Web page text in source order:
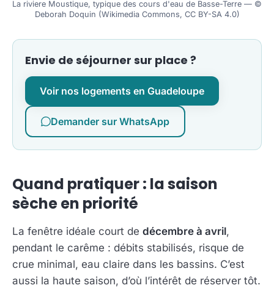
La riviere Moustique, typique des cours d'eau de Basse-Terre — ©
Deborah Doquin (Wikimedia Commons, CC BY-SA 4.0)
Envie de séjourner sur place ?
Voir nos logements en Guadeloupe
Demander sur WhatsApp
Quand pratiquer : la saison
sèche en priorité
La fenêtre idéale court de décembre à avril,
pendant le carême : débits stabilisés, risque de
crue minimal, eau claire dans les bassins. C’est
aussi la haute saison, d’où l’intérêt de réserver tôt.